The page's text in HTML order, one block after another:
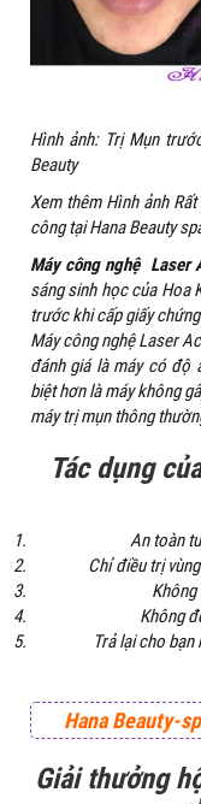
Hình ảnh: Trị Mụn
Beauty
Xem thêm Hình ảnh
công tại Hana Beauty
Máy công nghệ Laser
sáng sinh học của Hoa
trước khi cấp giấy
Máy công nghệ Laser
đánh giá là máy có độ
biệt hơn là máy không
máy trị mụn thông
Tác dụng
An toàn
Chỉ điều trị
Không
Trả lại cho
Hana Beauty-
Giải thưởng